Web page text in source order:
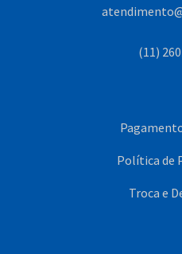
(11)
Política de
Troca e